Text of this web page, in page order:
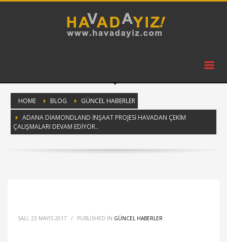
HOME BLOG
GÜNCEL HABERLER
ADANA DIAMONDLAND İNŞAAT PROJESI HAVADAN ÇEKIM
ÇALIŞMALARI DEVAM EDIYOR..
SALI, 23 MAYIS 2017 / PUBLISHED IN GÜNCEL HABERLER